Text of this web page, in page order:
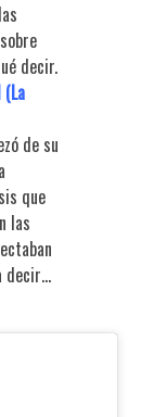
decir.
de su
que
las
decir…